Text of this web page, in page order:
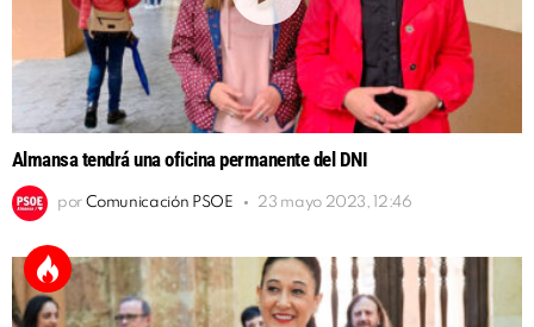
Almansa tendrá una oficina permanente del DNI
por Comunicación PSOE 23 mayo 2023, 12:46